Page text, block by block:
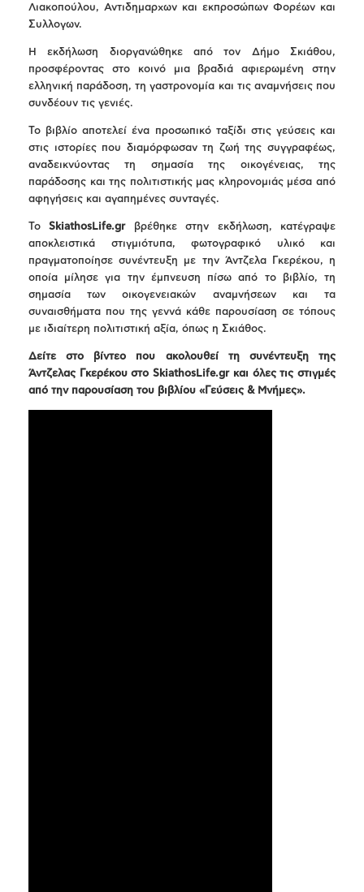
Λιακοπούλου, Αντιδημαρχων και εκπροσώπων Φορέων και
Συλλογων.
Η εκδήλωση διοργανώθηκε από τον Δήμο Σκιάθου,
προσφέροντας στο κοινό μια βραδιά αφιερωμένη στην
ελληνική παράδοση, τη γαστρονομία και τις αναμνήσεις που
συνδέουν τις γενιές.
Το βιβλίο αποτελεί ένα προσωπικό ταξίδι στις γεύσεις και
στις ιστορίες που διαμόρφωσαν τη ζωή της συγγραφέως,
αναδεικνύοντας τη σημασία της οικογένειας, της
παράδοσης και της πολιτιστικής μας κληρονομιάς μέσα από
αφηγήσεις και αγαπημένες συνταγές.
ΤοSkiathosLife.grβρέθηκε στην εκδήλωση, κατέγραψε
αποκλειστικά στιγμιότυπα, φωτογραφικό υλικό και
πραγματοποίησε συνέντευξη με την Άντζελα Γκερέκου, η
οποία μίλησε για την έμπνευση πίσω από το βιβλίο, τη
σημασία των οικογενειακών αναμνήσεων και τα
συναισθήματα που της γεννά κάθε παρουσίαση σε τόπους
με ιδιαίτερη πολιτιστική αξία, όπως η Σκιάθος.
Δείτε στο βίντεο που ακολουθεί τη συνέντευξη της
Άντζελας Γκερέκου στο SkiathosLife.gr και όλες τις στιγμές
από την παρουσίαση του βιβλίου «Γεύσεις & Μνήμες».